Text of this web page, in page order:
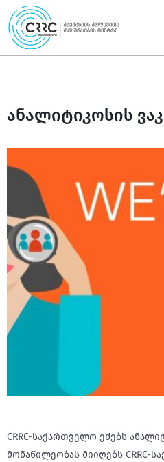
Skip
to
content
ანალიტიკოსის
CRRC-საქართველო ეძებს
მონაწილეობას მიიღებს CRRC-